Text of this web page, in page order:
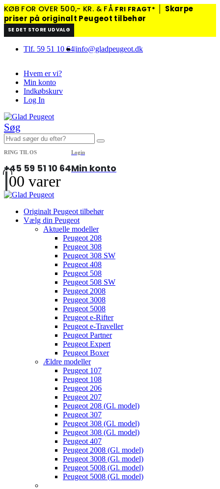
KØB FOR OVER 500,- KR. & FÅ FRI FRAGT*
Skarpe
priser på originalt Peugeot tilbehør
SE DET STORE UDVALG
Tlf. 59 51 10 64|info@gladpeugeot.dk
Hvem er vi?
Min konto
Indkøbskurv
Log In
Søg
RING TIL OS
+45 59 51 10 64
Login
Min konto
00 varer
Originalt Peugeot tilbehør
Vælg din Peugeot
Aktuelle modeller
Peugeot 208
Peugeot 308
Peugeot 308 SW
Peugeot 408
Peugeot 508
Peugeot 508 SW
Peugeot 2008
Peugeot 3008
Peugeot 5008
Peugeot e-Rifter
Peugeot e-Traveller
Peugeot Partner
Peugeot Expert
Peugeot Boxer
Ældre modeller
Peugeot 107
Peugeot 108
Peugeot 206
Peugeot 207
Peugeot 208 (Gl. model)
Peugeot 307
Peugeot 308 (Gl. model)
Peugeot 308 (Gl. model)
Peugeot 407
Peugeot 2008 (Gl. model)
Peugeot 3008 (Gl. model)
Peugeot 5008 (Gl. model)
Peugeot 5008 (Gl. model)